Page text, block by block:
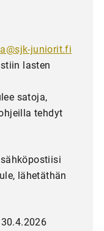
juniorit.fi
lasten
satoja,
tehdyt
lähetäthän